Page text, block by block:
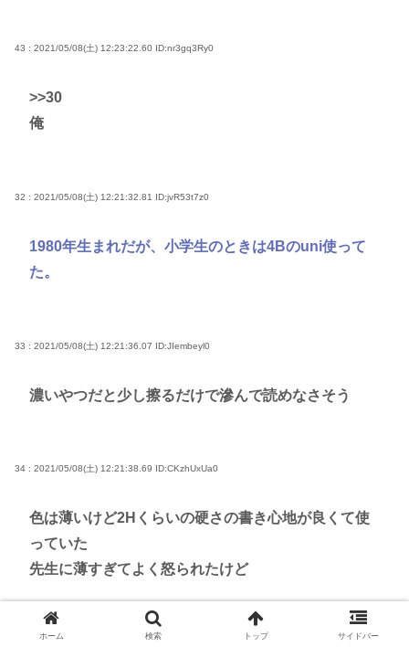
43 : 2021/05/08(土) 12:23:22.60 ID:nr3gq3Ry0
>>30
俺
32 : 2021/05/08(土) 12:21:32.81 ID:jvR53t7z0
1980年生まれだが、小学生のときは4Bのuni使って
た。
33 : 2021/05/08(土) 12:21:36.07 ID:JIembeyl0
濃いやつだと少し擦るだけで滲んで読めなさそう
34 : 2021/05/08(土) 12:21:38.69 ID:CKzhUxUa0
色は薄いけど2Hくらいの硬さの書き心地が良くて使
っていた
先生に薄すぎてよく怒られたけど
35 : 2021/05/08(土) 12:21:40.09ID:I0p3qhQv0
ホーム 検索 トップ サイドバー